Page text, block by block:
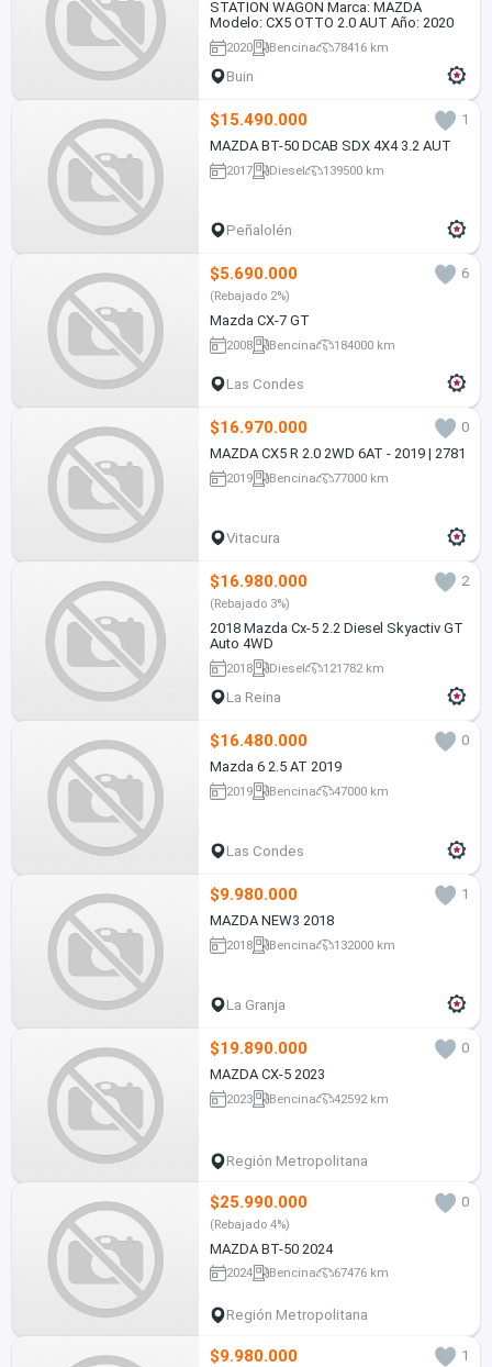
STATION WAGON Marca: MAZDA
Modelo: CX5 OTTO 2.0 AUT Año: 2020
2020 Bencina 78416 km
Buin
$15.490.000
1
MAZDA BT-50 DCAB SDX 4X4 3.2 AUT
2017 Diesel 139500 km
Peñalolén
$5.690.000 6
(Rebajado 2%)
Mazda CX-7 GT
2008 Bencina 184000 km
Las Condes
$16.970.000
0
MAZDA CX5 R 2.0 2WD 6AT - 2019 | 2781
2019 Bencina 77000 km
Vitacura
$16.980.000 2
(Rebajado 3%)
2018 Mazda Cx-5 2.2 Diesel Skyactiv GT
Auto 4WD
2018 Diesel 121782 km
La Reina
$16.480.000
0
Mazda 6 2.5 AT 2019
2019 Bencina 47000 km
Las Condes
$9.980.000
1
MAZDA NEW3 2018
2018 Bencina 132000 km
La Granja
$19.890.000
0
MAZDA CX-5 2023
2023 Bencina 42592 km
Región Metropolitana
$25.990.000 0
(Rebajado 4%)
MAZDA BT-50 2024
2024 Bencina 67476 km
Región Metropolitana
$9.980.000 1